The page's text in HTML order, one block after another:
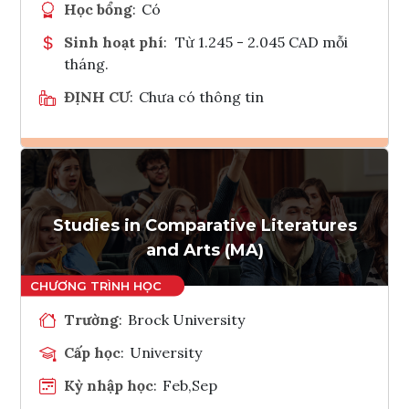
Học bổng: Có
Sinh hoạt phí: Từ 1.245 - 2.045 CAD mỗi
tháng.
ĐỊNH CƯ: Chưa có thông tin
Ghi danh
Tham vấn Interlink
Studies in Comparative Literatures
and Arts (MA)
Trường: Brock University
Cấp học: University
Kỳ nhập học: Feb,Sep